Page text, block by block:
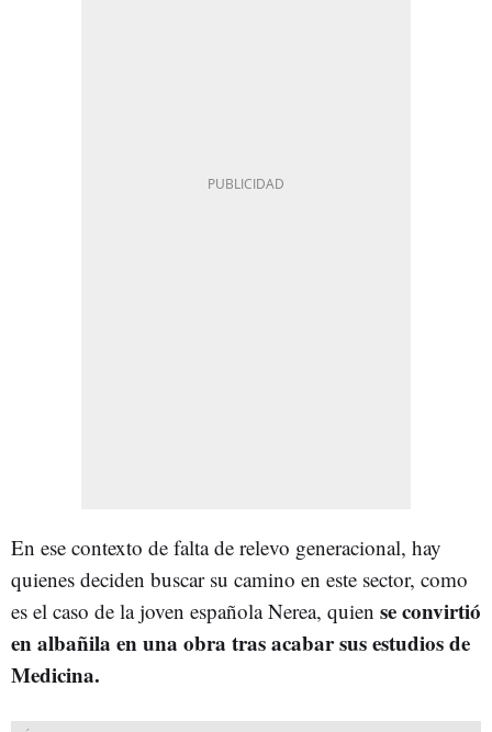
En ese contexto de falta de relevo generacional, hay
quienes deciden buscar su camino en este sector, como
es el caso de la joven española Nerea, quien se convirtió
en albañila en una obra tras acabar sus estudios de
Medicina.